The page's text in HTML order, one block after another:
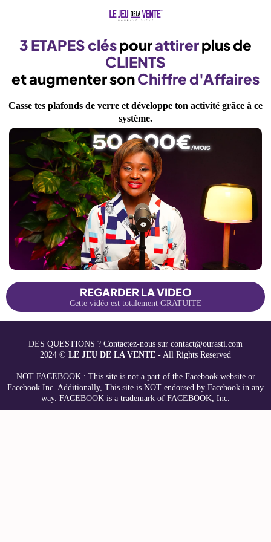
3 ETAPES cléspourattirerplus de
CLIENTS
et augmenter sonChiffre d'Affaires
Casse tes plafonds de verre et développe ton activité grâce à ce
système.
REGARDER LA VIDEO
Cette vidéo est totalement GRATUITE
DES QUESTIONS ? Contactez-nous sur contact@ourasti.com
2024 © LE JEU DE LA VENTE - All Rights Reserved
NOT FACEBOOK : This site is not a part of the Facebook website or
Facebook Inc. Additionally, This site is NOT endorsed by Facebook in any
way. FACEBOOK is a trademark of FACEBOOK, Inc.